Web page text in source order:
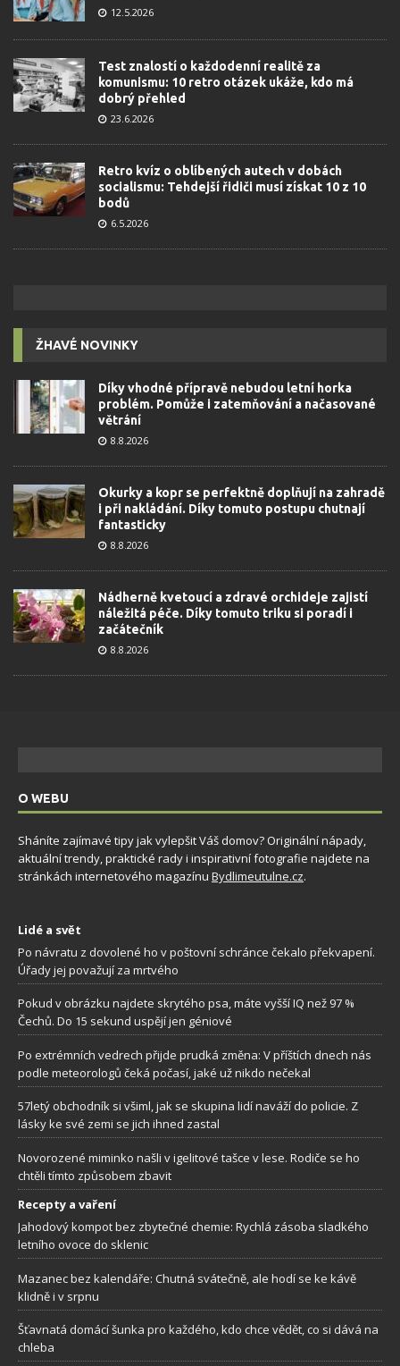
12.5.2026
Test znalostí o každodenní realitě za
komunismu: 10 retro otázek ukáže, kdo má
dobrý přehled
23.6.2026
Retro kvíz o oblíbených autech v dobách
socialismu: Tehdejší řidiči musí získat 10 z 10
bodů
6.5.2026
ŽHAVÉ NOVINKY
Díky vhodné přípravě nebudou letní horka
problém. Pomůže i zatemňování a načasované
větrání
8.8.2026
Okurky a kopr se perfektně doplňují na zahradě
i při nakládání. Díky tomuto postupu chutnají
fantasticky
8.8.2026
Nádherně kvetoucí a zdravé orchideje zajistí
náležitá péče. Díky tomuto triku si poradí i
začátečník
8.8.2026
O WEBU
Sháníte zajímavé tipy jak vylepšit Váš domov? Originální nápady,
aktuální trendy, praktické rady i inspirativní fotografie najdete na
stránkách internetového magazínu Bydlimeutulne.cz.
Lidé a svět
Po návratu z dovolené ho v poštovní schránce čekalo překvapení.
Úřady jej považují za mrtvého
Pokud v obrázku najdete skrytého psa, máte vyšší IQ než 97 %
Čechů. Do 15 sekund uspějí jen géniové
Po extrémních vedrech přijde prudká změna: V příštích dnech nás
podle meteorologů čeká počasí, jaké už nikdo nečekal
57letý obchodník si všiml, jak se skupina lidí naváží do policie. Z
lásky ke své zemi se jich ihned zastal
Novorozené miminko našli v igelitové tašce v lese. Rodiče se ho
chtěli tímto způsobem zbavit
Recepty a vaření
Jahodový kompot bez zbytečné chemie: Rychlá zásoba sladkého
letního ovoce do sklenic
Mazanec bez kalendáře: Chutná svátečně, ale hodí se ke kávě
klidně i v srpnu
Šťavnatá domácí šunka pro každého, kdo chce vědět, co si dává na
chleba